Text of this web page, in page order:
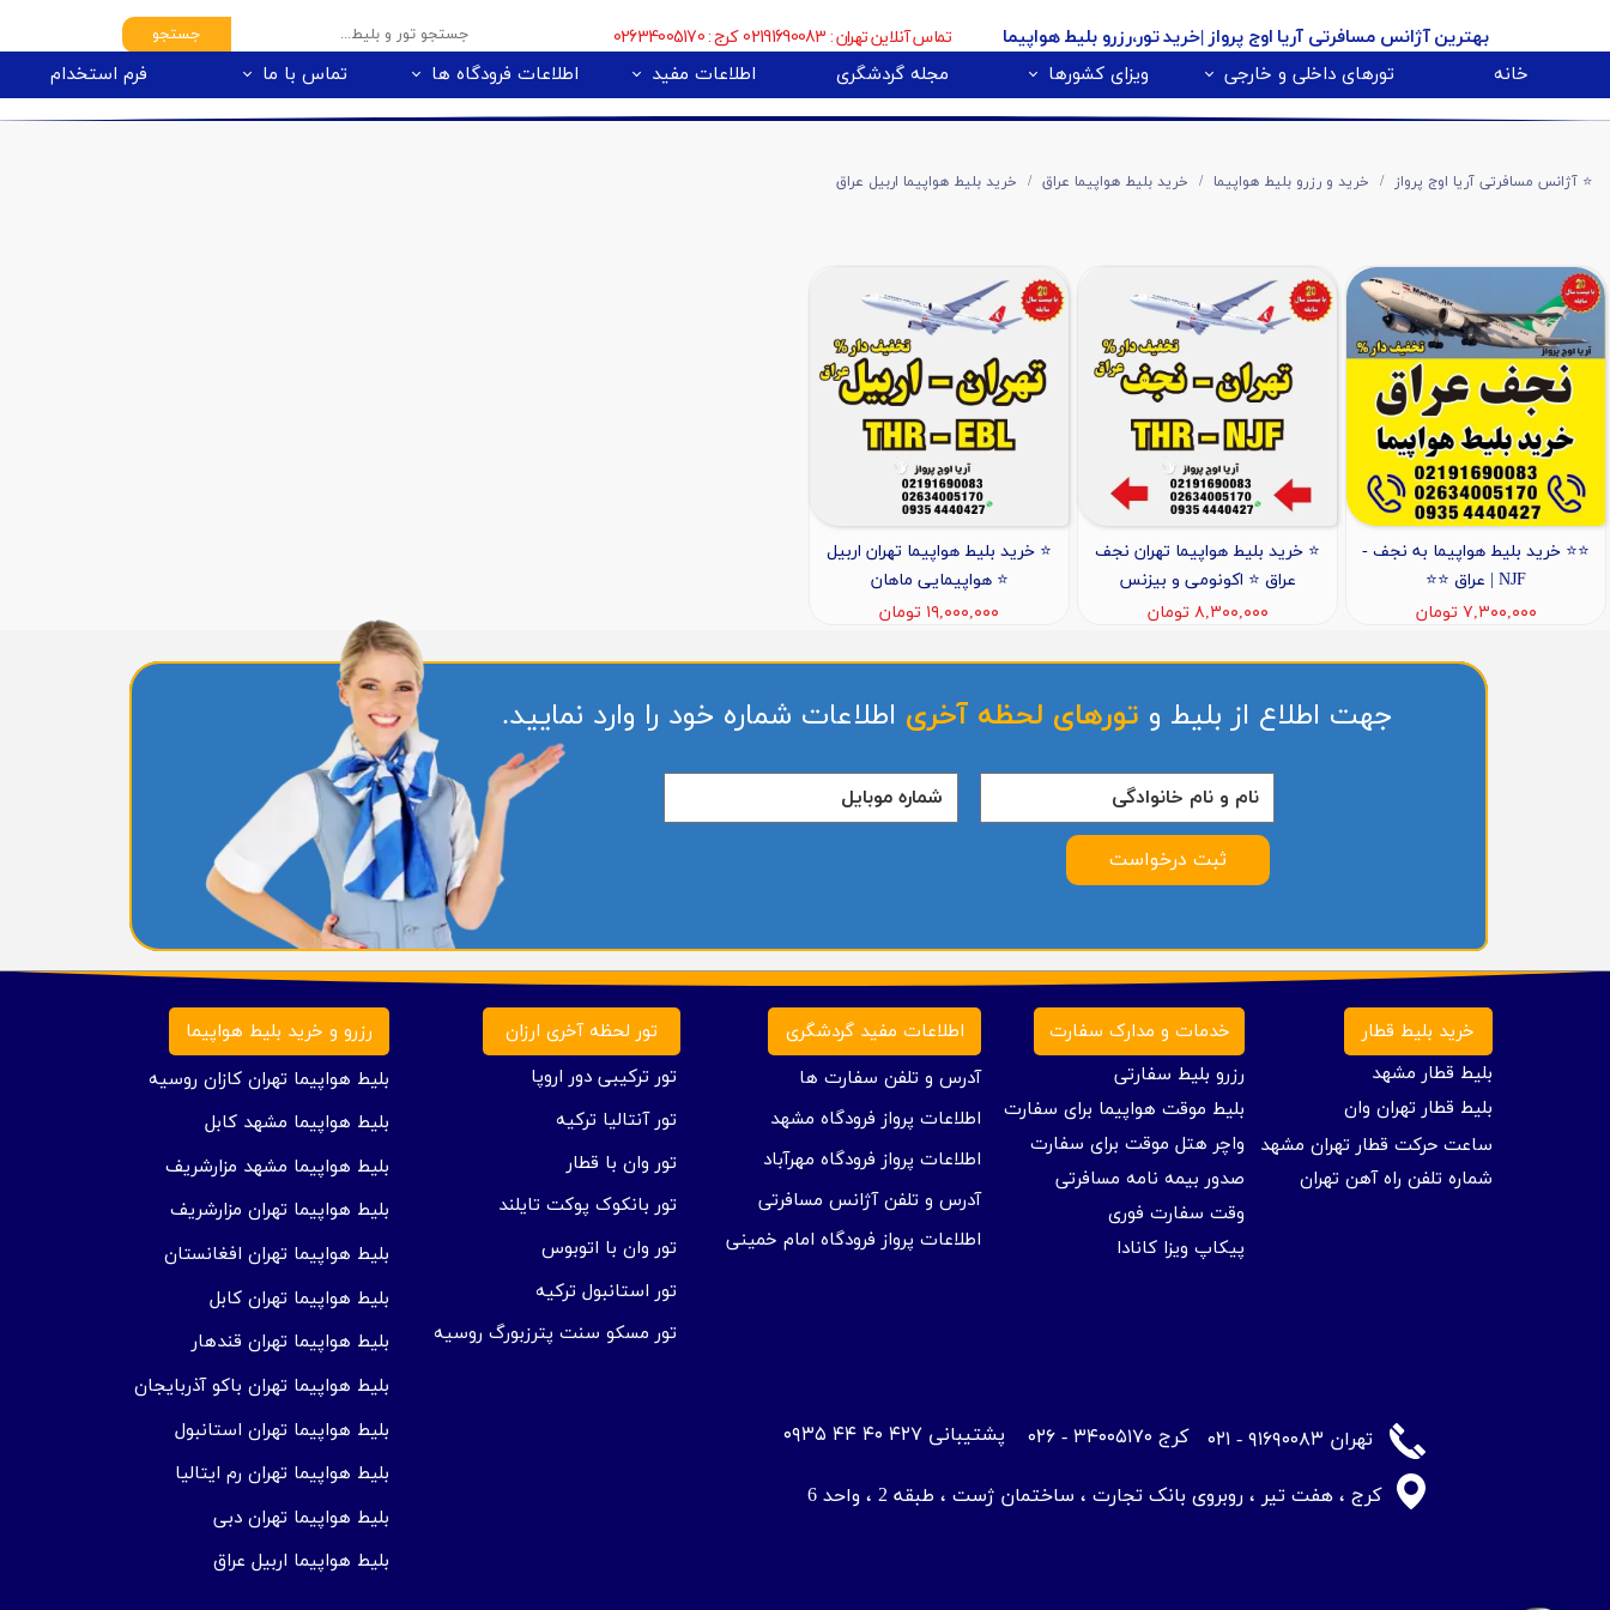
خانه تورهای داخلی و خارجی ویزای کشورها مجله گردشگری اطلاعات مفید اطلاعات فرودگاه ها تماس با ما فرم استخدام
جستجو بهترین آژانس مسافرتی آریا اوج پرواز |خرید تور،رزرو بلیط هواپیما تماس آنلاین تهران : 02191690083 کرج : 02634005170
⭐️ آژانس مسافرتی آریا اوج پرواز خرید و رزرو بلیط هواپیما خرید بلیط هواپیما عراق خرید بلیط هواپیما اربیل عراق
⭐️⭐️ خرید بلیط هواپیما به نجف -
NJF | عراق ⭐️⭐️
۷,۳۰۰,۰۰۰ تومان
⭐️ خرید بلیط هواپیما تهران نجف
عراق ⭐️ اکونومی و بیزنس
۸,۳۰۰,۰۰۰ تومان
⭐️ خرید بلیط هواپیما تهران اربیل
⭐️ هواپیمایی ماهان
۱۹,۰۰۰,۰۰۰ تومان
ثبت درخواست
جهت اطلاع از بلیط و تورهای لحظه آخری اطلاعات شماره خود را وارد نمایید.
​تهران ۹۱۶۹۰۰۸۳ - ۰۲۱
کرج ، هفت تیر ، روبروی بانک تجارت ، ساختمان ژست ، طبقه 2 ، واحد 6
​کرج ۳۴۰۰۵۱۷۰ - ۰۲۶ ​پشتیبانی ۴۲۷ ۴۰ ۴۴ ۰۹۳۵
تور ترکیبی دور اروپا رزرو بلیط سفارتی
پیکاپ ویزا کانادا
بلیط هواپیما تهران کابل
بلیط هواپیما تهران مزارشریف
بلیط هواپیما مشهد کابل
بلیط هواپیما تهران قندهار
بلیط هواپیما تهران افغانستان
بلیط هواپیما مشهد مزارشریف
بلیط قطار تهران وان
بلیط قطار مشهد
بلیط موقت هواپیما برای سفارت
واچر هتل موقت برای سفارت
بلیط هواپیما تهران رم ایتالیا
اطلاعات پرواز فرودگاه امام خمینی
بلیط هواپیما تهران دبی
بلیط هواپیما تهران باکو آذربایجان
بلیط هواپیما تهران استانبول
بلیط هواپیما تهران کازان روسیه
بلیط هواپیما اربیل عراق
صدور بیمه نامه مسافرتی
تور آنتالیا ترکیه
تور استانبول ترکیه
تور مسکو سنت پترزبورگ روسیه
تور وان با قطار
تور بانکوک پوکت تایلند
تور وان با اتوبوس
ساعت حرکت قطار تهران مشهد
خرید بلیط قطار خدمات و مدارک سفارت رزرو و خرید بلیط هواپیما تور لحظه آخری ارزان
شماره تلفن راه آهن تهران
وقت سفارت فوری
اطلاعات پرواز فرودگاه مهرآباد
اطلاعات پرواز فرودگاه مشهد
آدرس و تلفن سفارت ها
آدرس و تلفن آژانس مسافرتی
اطلاعات مفید گردشگری